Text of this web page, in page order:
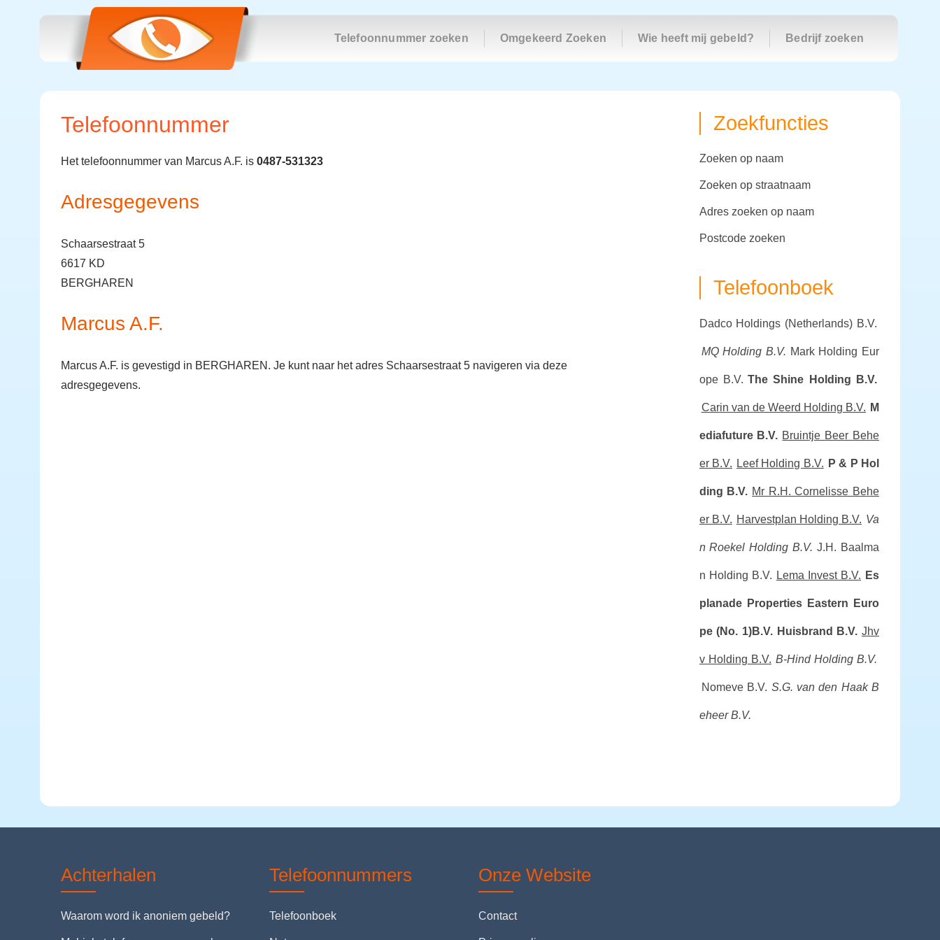
Telefoonnummer zoeken Omgekeerd Zoeken Wie heeft mij gebeld? Bedrijf zoeken
Telefoonnummer
Het telefoonnummer van Marcus A.F. is 0487-531323
Adresgegevens
Schaarsestraat 5
6617 KD
BERGHAREN
Marcus A.F.
Marcus A.F. is gevestigd in BERGHAREN. Je kunt naar het adres Schaarsestraat 5 navigeren via deze
adresgegevens.
Zoekfuncties
zoeken op naam
zoeken op straatnaam
adres zoeken op naam
postcode zoeken
Telefoonboek
Dadco Holdings (Netherlands) B.V.
MQ Holding B.V. Mark Holding Eur
ope B.V. The Shine Holding B.V.
Carin van de Weerd Holding B.V. M
ediafuture B.V. Bruintje Beer Behe
er B.V. Leef Holding B.V. P & P Hol
ding B.V. Mr R.H. Cornelisse Behe
er B.V. Harvestplan Holding B.V. Va
n Roekel Holding B.V. J.H. Baalma
n Holding B.V. Lema Invest B.V. Es
planade Properties Eastern Euro
pe (No. 1)B.V. Huisbrand B.V. Jhv
v Holding B.V. B-Hind Holding B.V.
Nomeve B.V. S.G. van den Haak B
eheer B.V.
Achterhalen
Waarom word ik anoniem gebeld?
Telefoonnummers
Telefoonboek
Onze Website
Contact